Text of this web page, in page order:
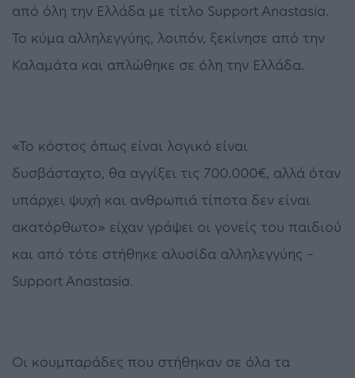
από όλη την Ελλάδα με τίτλο Support Anastasia.
Το κύμα αλληλεγγύης, λοιπόν, ξεκίνησε από την
Καλαμάτα και απλώθηκε σε όλη την Ελλάδα.
«Το κόστος όπως είναι λογικό είναι
δυσβάσταχτο, θα αγγίξει τις 700.000€, αλλά όταν
υπάρχει ψυχή και ανθρωπιά τίποτα δεν είναι
ακατόρθωτο» είχαν γράψει οι γονείς του παιδιού
και από τότε στήθηκε αλυσίδα αλληλεγγύης –
Support Anastasia.
Οι κουμπαράδες που στήθηκαν σε όλα τα